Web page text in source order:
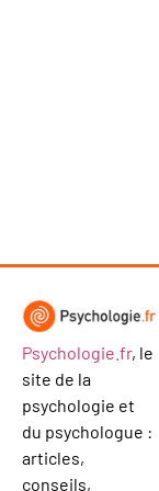
Psychologie.fr, le
site de la
psychologie et
du psychologue :
articles,
conseils,